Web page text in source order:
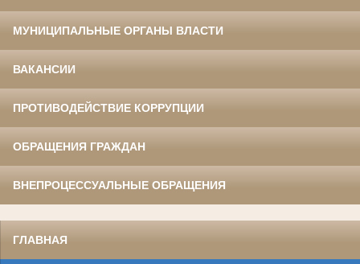
МУНИЦИПАЛЬНЫЕ ОРГАНЫ ВЛАСТИ
ВАКАНСИИ
ПРОТИВОДЕЙСТВИЕ КОРРУПЦИИ
ОБРАЩЕНИЯ ГРАЖДАН
ВНЕПРОЦЕССУАЛЬНЫЕ ОБРАЩЕНИЯ
ГЛАВНАЯ